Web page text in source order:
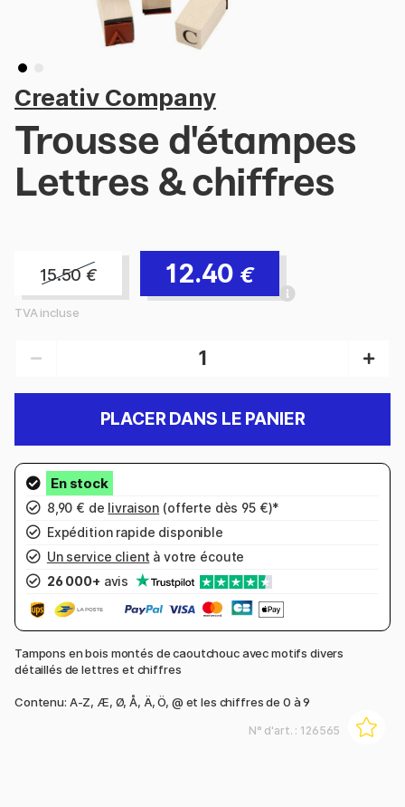
Creativ Company
Trousse d'étampes
Lettres & chiffres
15.50 € 12.40 €
TVA incluse
PLACER DANS LE PANIER
8,90 € de livraison (offerte dès 95 €)*
Expédition rapide disponible
Un service client à votre écoute
26 000+ avis
Tampons en bois montés de caoutchouc avec motifs divers
détaillés de lettres et chiffres
Contenu: A-Z, Æ, Ø, Å, Ä, Ö, @ et les chiffres de 0 à 9
N° d'art. : 126565